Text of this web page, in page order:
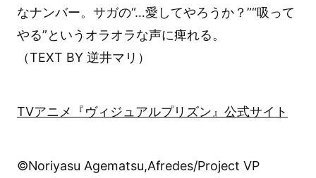
なナンバー。サガの“…愛してやろうか？”“吸って
やる”というオラオラな声に痺れる。
（TEXT BY 逆井マリ）
TVアニメ『ヴィジュアルプリズン』公式サイト
©Noriyasu Agematsu,Afredes/Project VP